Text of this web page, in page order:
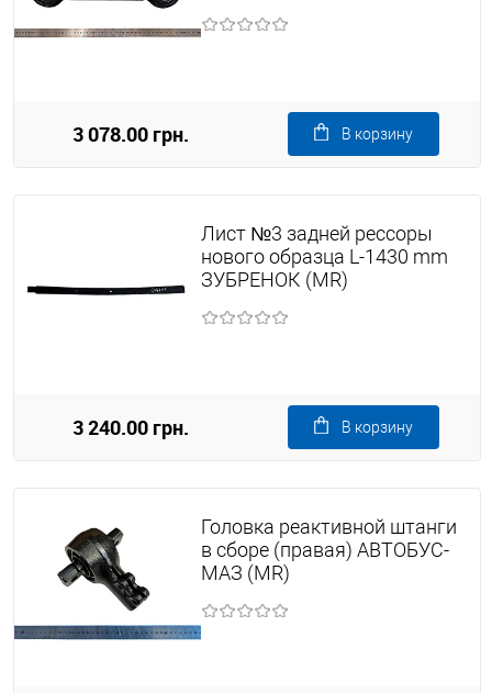
3 078.00 грн. В корзину
Лист №3 задней рессоры
нового образца L-1430 mm
ЗУБРЕНОК (MR)
3 240.00 грн. В корзину
Головка реактивной штанги
в сборе (правая) АВТОБУС-
МАЗ (MR)